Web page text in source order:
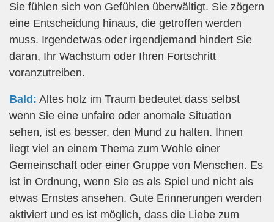
Sie fühlen sich von Gefühlen überwältigt. Sie zögern
eine Entscheidung hinaus, die getroffen werden
muss. Irgendetwas oder irgendjemand hindert Sie
daran, Ihr Wachstum oder Ihren Fortschritt
voranzutreiben.
Bald: Altes holz im Traum bedeutet dass selbst
wenn Sie eine unfaire oder anomale Situation
sehen, ist es besser, den Mund zu halten. Ihnen
liegt viel an einem Thema zum Wohle einer
Gemeinschaft oder einer Gruppe von Menschen. Es
ist in Ordnung, wenn Sie es als Spiel und nicht als
etwas Ernstes ansehen. Gute Erinnerungen werden
aktiviert und es ist möglich, dass die Liebe zum